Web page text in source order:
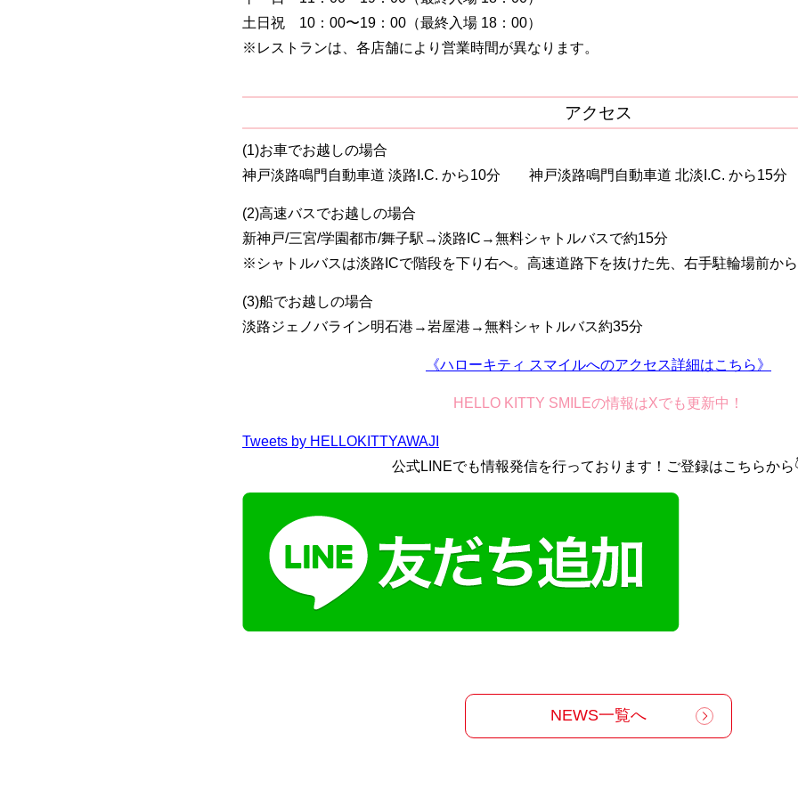
土日祝 10：00〜19：00（最終入場 18：00）
※レストランは、各店舗により営業時間が異なります。
アクセス
(1)お車でお越しの場合
神戸淡路鳴門自動車道 淡路I.C. から10分 神戸淡路鳴門自動車道 北淡I.C. から15分
(2)高速バスでお越しの場合
新神戸/三宮/学園都市/舞子駅→淡路IC→無料シャトルバスで約15分
※シャトルバスは淡路ICで階段を下り右へ。高速道路下を抜けた先、右手駐輪場前か
(3)船でお越しの場合
淡路ジェノバライン明石港→岩屋港→無料シャトルバス約35分
《ハローキティ スマイルへのアクセス詳細はこちら》
HELLO KITTY SMILEの情報はXでも更新中！
Tweets by HELLOKITTYAWAJI
公式LINEでも情報発信を行っております！ご登録はこちらから
NEWS一覧へ